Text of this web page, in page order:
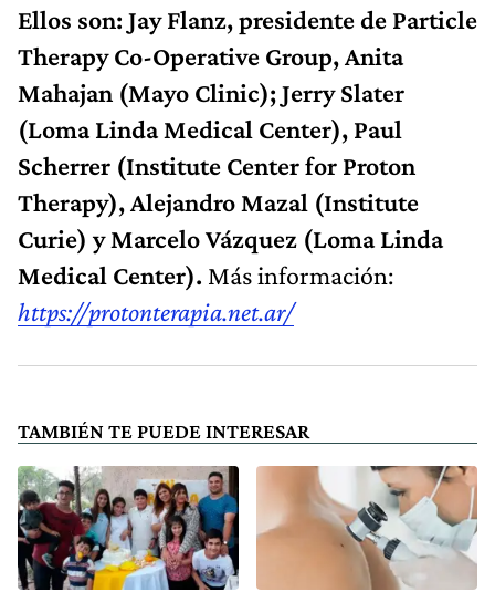
Ellos son: Jay Flanz, presidente de Particle
Therapy Co-Operative Group, Anita
Mahajan (Mayo Clinic); Jerry Slater
(Loma Linda Medical Center), Paul
Scherrer (Institute Center for Proton
Therapy), Alejandro Mazal (Institute
Curie) y Marcelo Vázquez (Loma Linda
Medical Center). Más información:
https://protonterapia.net.ar/
TAMBIÉN TE PUEDE INTERESAR